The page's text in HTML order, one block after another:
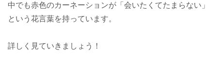
中でも赤色のカーネーションが「会いたくてたまらない」
という花言葉を持っています。
詳しく見ていきましょう！